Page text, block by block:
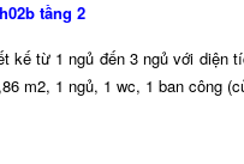
tầng 2
kế từ 1 ngủ đến 3 ngủ với diện
m2, 1 ngủ, 1 wc, 1 ban công